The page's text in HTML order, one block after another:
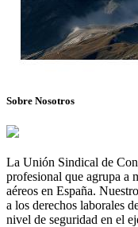
Sobre Nosotros
La Unión Sindical de
profesional que agrupa a
aéreos en España.
a los derechos laborales
nivel de seguridad en el